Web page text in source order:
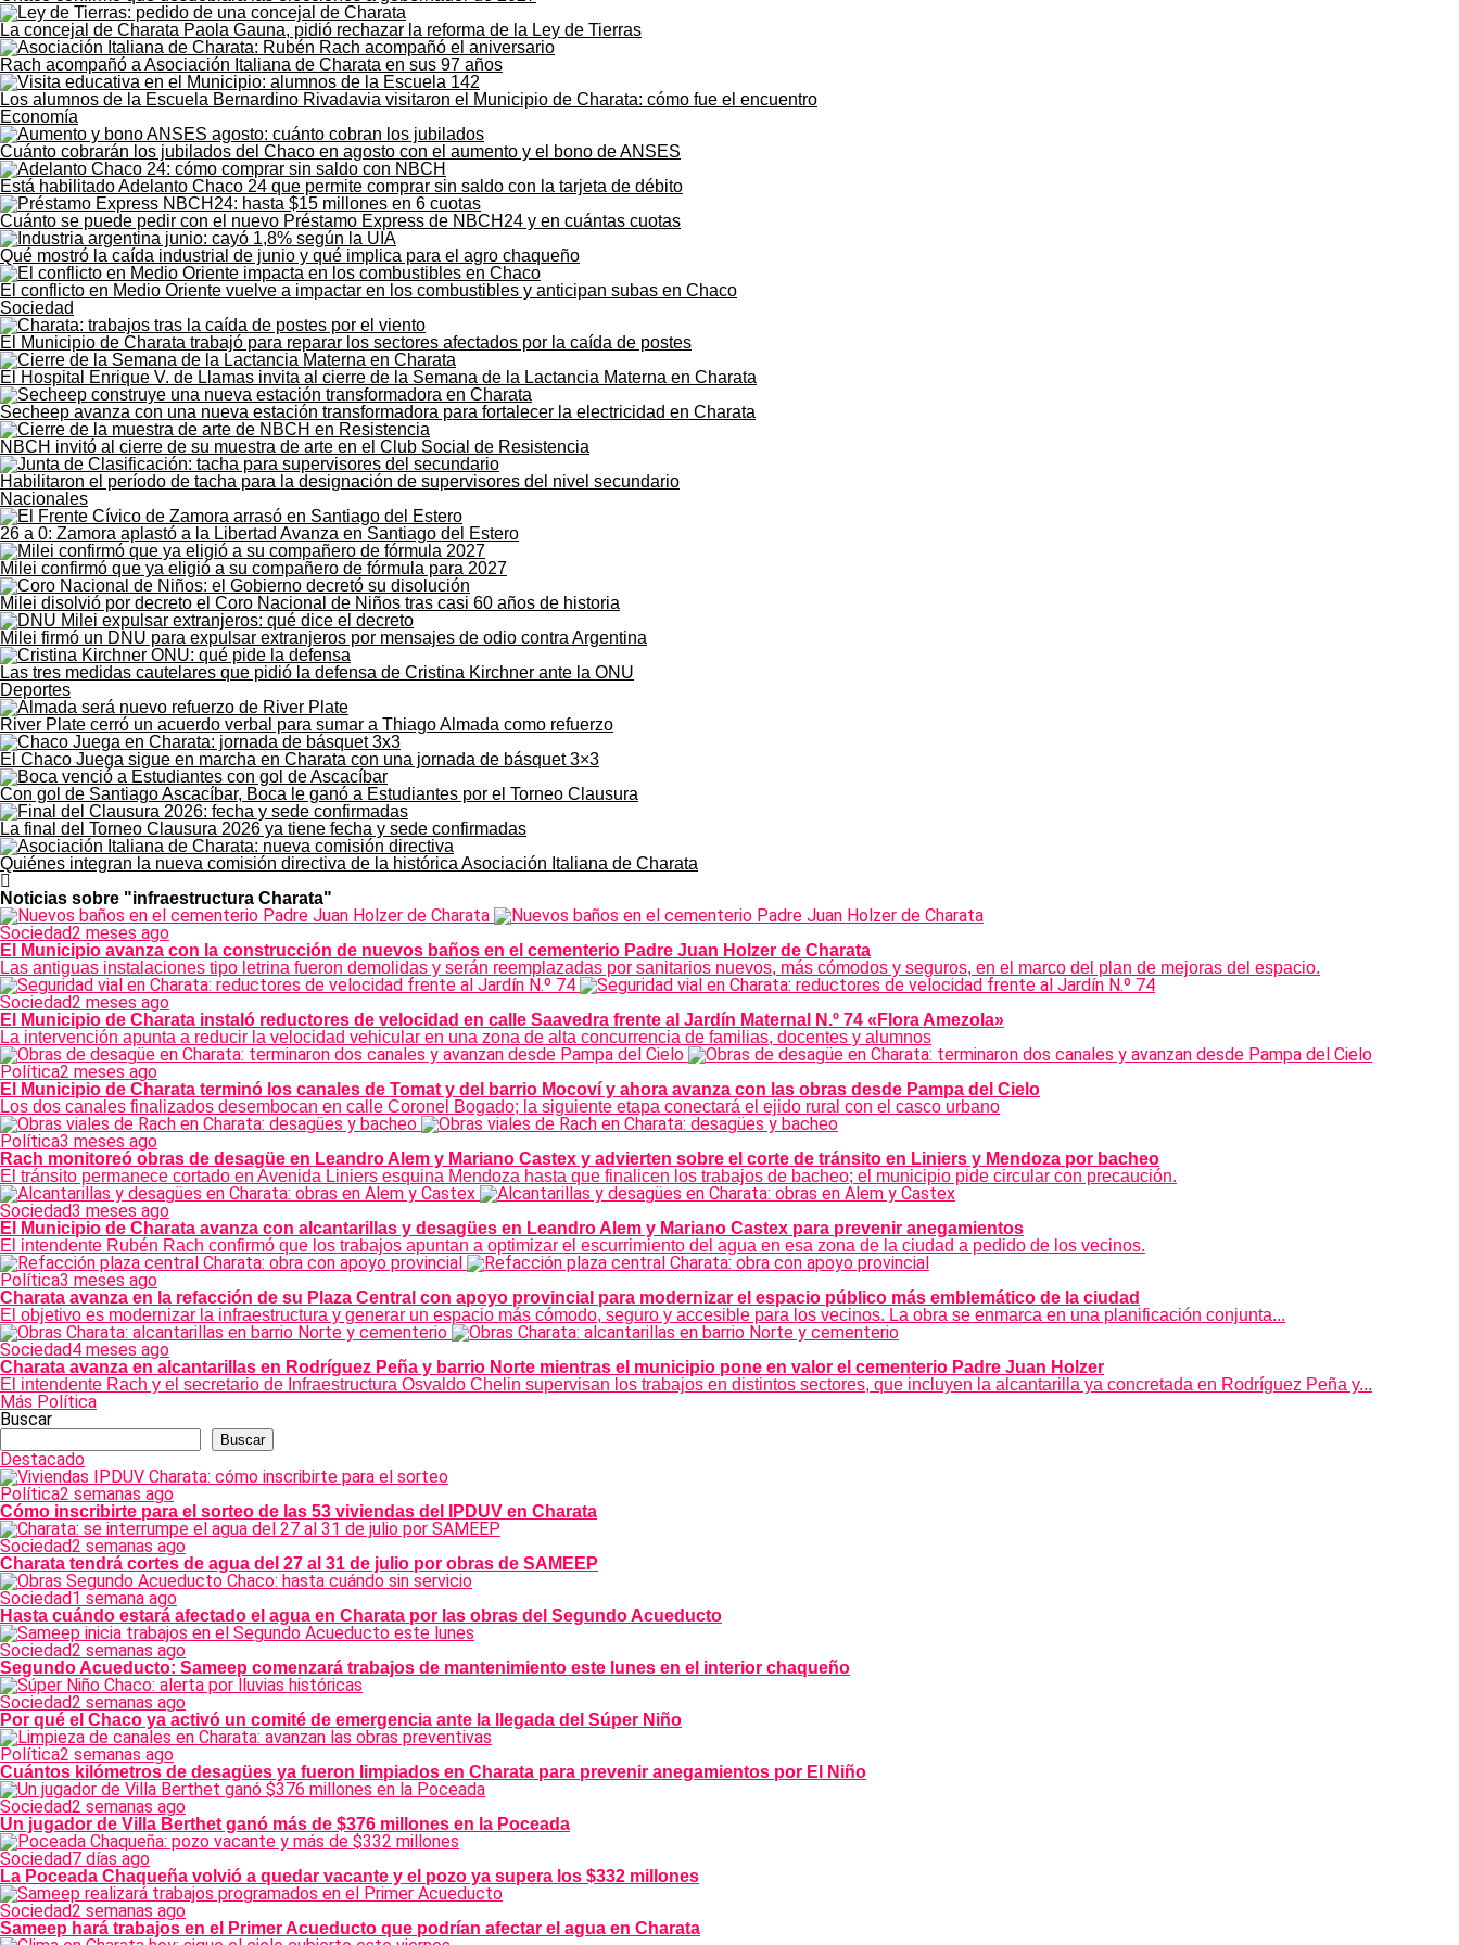
La concejal de Charata Paola Gauna, pidió rechazar la reforma de la Ley de Tierras
Rach acompañó a Asociación Italiana de Charata en sus 97 años
Los alumnos de la Escuela Bernardino Rivadavia visitaron el Municipio de Charata: cómo fue el encuentro
Economía
Cuánto cobrarán los jubilados del Chaco en agosto con el aumento y el bono de ANSES
Está habilitado Adelanto Chaco 24 que permite comprar sin saldo con la tarjeta de débito
Cuánto se puede pedir con el nuevo Préstamo Express de NBCH24 y en cuántas cuotas
Qué mostró la caída industrial de junio y qué implica para el agro chaqueño
El conflicto en Medio Oriente vuelve a impactar en los combustibles y anticipan subas en Chaco
Sociedad
El Municipio de Charata trabajó para reparar los sectores afectados por la caída de postes
El Hospital Enrique V. de Llamas invita al cierre de la Semana de la Lactancia Materna en Charata
Secheep avanza con una nueva estación transformadora para fortalecer la electricidad en Charata
NBCH invitó al cierre de su muestra de arte en el Club Social de Resistencia
Habilitaron el período de tacha para la designación de supervisores del nivel secundario
Nacionales
26 a 0: Zamora aplastó a la Libertad Avanza en Santiago del Estero
Milei confirmó que ya eligió a su compañero de fórmula para 2027
Milei disolvió por decreto el Coro Nacional de Niños tras casi 60 años de historia
Milei firmó un DNU para expulsar extranjeros por mensajes de odio contra Argentina
Las tres medidas cautelares que pidió la defensa de Cristina Kirchner ante la ONU
Deportes
River Plate cerró un acuerdo verbal para sumar a Thiago Almada como refuerzo
El Chaco Juega sigue en marcha en Charata con una jornada de básquet 3×3
Con gol de Santiago Ascacíbar, Boca le ganó a Estudiantes por el Torneo Clausura
La final del Torneo Clausura 2026 ya tiene fecha y sede confirmadas
Quiénes integran la nueva comisión directiva de la histórica Asociación Italiana de Charata
Noticias sobre "infraestructura Charata"
Sociedad2 meses ago
El Municipio avanza con la construcción de nuevos baños en el cementerio Padre Juan Holzer de Charata
Las antiguas instalaciones tipo letrina fueron demolidas y serán reemplazadas por sanitarios nuevos, más cómodos y seguros, en el marco del plan de mejoras del espacio.
Sociedad2 meses ago
El Municipio de Charata instaló reductores de velocidad en calle Saavedra frente al Jardín Maternal N.º 74 «Flora Amezola»
La intervención apunta a reducir la velocidad vehicular en una zona de alta concurrencia de familias, docentes y alumnos
Política2 meses ago
El Municipio de Charata terminó los canales de Tomat y del barrio Mocoví y ahora avanza con las obras desde Pampa del Cielo
Los dos canales finalizados desembocan en calle Coronel Bogado; la siguiente etapa conectará el ejido rural con el casco urbano
Política3 meses ago
Rach monitoreó obras de desagüe en Leandro Alem y Mariano Castex y advierten sobre el corte de tránsito en Liniers y Mendoza por bacheo
El tránsito permanece cortado en Avenida Liniers esquina Mendoza hasta que finalicen los trabajos de bacheo; el municipio pide circular con precaución.
Sociedad3 meses ago
El Municipio de Charata avanza con alcantarillas y desagües en Leandro Alem y Mariano Castex para prevenir anegamientos
El intendente Rubén Rach confirmó que los trabajos apuntan a optimizar el escurrimiento del agua en esa zona de la ciudad a pedido de los vecinos.
Política3 meses ago
Charata avanza en la refacción de su Plaza Central con apoyo provincial para modernizar el espacio público más emblemático de la ciudad
El objetivo es modernizar la infraestructura y generar un espacio más cómodo, seguro y accesible para los vecinos. La obra se enmarca en una planificación conjunta...
Sociedad4 meses ago
Charata avanza en alcantarillas en Rodríguez Peña y barrio Norte mientras el municipio pone en valor el cementerio Padre Juan Holzer
El intendente Rach y el secretario de Infraestructura Osvaldo Chelin supervisan los trabajos en distintos sectores, que incluyen la alcantarilla ya concretada en Rodríguez Peña y...
Más Política
Buscar
Buscar
Destacado
Política2 semanas ago
Cómo inscribirte para el sorteo de las 53 viviendas del IPDUV en Charata
Sociedad2 semanas ago
Charata tendrá cortes de agua del 27 al 31 de julio por obras de SAMEEP
Sociedad1 semana ago
Hasta cuándo estará afectado el agua en Charata por las obras del Segundo Acueducto
Sociedad2 semanas ago
Segundo Acueducto: Sameep comenzará trabajos de mantenimiento este lunes en el interior chaqueño
Sociedad2 semanas ago
Por qué el Chaco ya activó un comité de emergencia ante la llegada del Súper Niño
Política2 semanas ago
Cuántos kilómetros de desagües ya fueron limpiados en Charata para prevenir anegamientos por El Niño
Sociedad2 semanas ago
Un jugador de Villa Berthet ganó más de $376 millones en la Poceada
Sociedad7 días ago
La Poceada Chaqueña volvió a quedar vacante y el pozo ya supera los $332 millones
Sociedad2 semanas ago
Sameep hará trabajos en el Primer Acueducto que podrían afectar el agua en Charata